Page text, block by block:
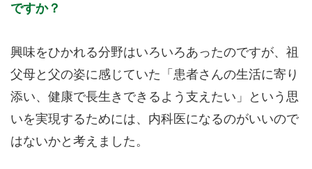
ですか？
興味をひかれる分野はいろいろあったのですが、祖
父母と父の姿に感じていた「患者さんの生活に寄り
添い、健康で長生きできるよう支えたい」という思
いを実現するためには、内科医になるのがいいので
はないかと考えました。